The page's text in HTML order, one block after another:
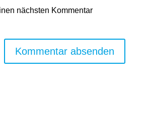
nächsten Kommentar